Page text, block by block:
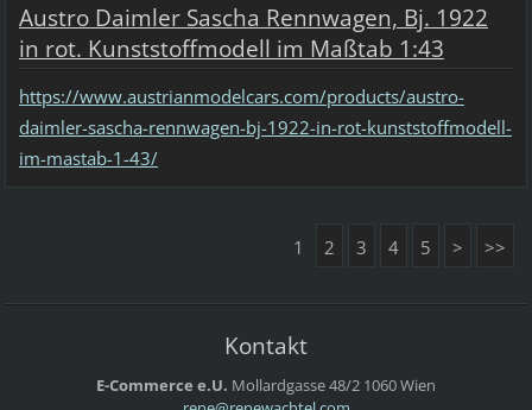
Austro Daimler Sascha Rennwagen, Bj. 1922
in rot. Kunststoffmodell im Maßtab 1:43
https://www.austrianmodelcars.com/products/austro-
daimler-sascha-rennwagen-bj-1922-in-rot-kunststoffmodell-
im-mastab-1-43/
1 2 3 4 5 > >>
Kontakt
E-Commerce e.U. Mollardgasse 48/2 1060 Wien